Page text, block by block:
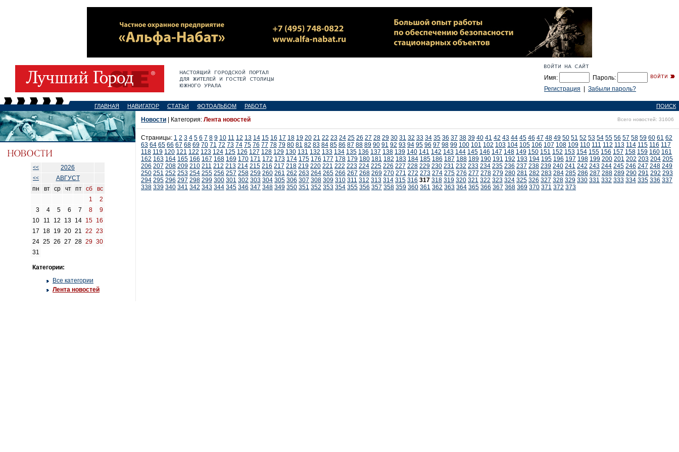
Имя:
Пароль:
Регистрация
Забыли пароль?
ГЛАВНАЯ НАВИГАТОР СТАТЬИ ФОТОАЛЬБОМ РАБОТА ПОИСК
<< 2026
<<
АВГУСТ
пн
вт ср чт пт сб
вс
1
2
3
4 5 6 7 8
9
10
11 12 13 14 15 16
17
18 19 20 21 22 23
24 25 26 27 28 29 30
31
Категории:
Все категории
Лента новостей
Новости | Категория: Лента новостей Всего новостей: 31606
Страницы: 1 2 3 4 5 6 7 8 9 10 11 12 13 14 15 16 17 18 19 20 21 22 23 24 25 26 27 28 29 30 31 32 33 34 35 36 37 38 39 40 41 42 43 44 45 46 47 48 49 50 51 52 53 54 55 56 57 58 59 60 61 62
63 64 65 66 67 68 69 70 71 72 73 74 75 76 77 78 79 80 81 82 83 84 85 86 87 88 89 90 91 92 93 94 95 96 97 98 99 100 101 102 103 104 105 106 107 108 109 110 111 112 113 114 115 116 117
118 119 120 121 122 123 124 125 126 127 128 129 130 131 132 133 134 135 136 137 138 139 140 141 142 143 144 145 146 147 148 149 150 151 152 153 154 155 156 157 158 159 160 161
162 163 164 165 166 167 168 169 170 171 172 173 174 175 176 177 178 179 180 181 182 183 184 185 186 187 188 189 190 191 192 193 194 195 196 197 198 199 200 201 202 203 204 205
206 207 208 209 210 211 212 213 214 215 216 217 218 219 220 221 222 223 224 225 226 227 228 229 230 231 232 233 234 235 236 237 238 239 240 241 242 243 244 245 246 247 248 249
250 251 252 253 254 255 256 257 258 259 260 261 262 263 264 265 266 267 268 269 270 271 272 273 274 275 276 277 278 279 280 281 282 283 284 285 286 287 288 289 290 291 292 293
294 295 296 297 298 299 300 301 302 303 304 305 306 307 308 309 310 311 312 313 314 315 316 317 318 319 320 321 322 323 324 325 326 327 328 329 330 331 332 333 334 335 336 337
338 339 340 341 342 343 344 345 346 347 348 349 350 351 352 353 354 355 356 357 358 359 360 361 362 363 364 365 366 367 368 369 370 371 372 373